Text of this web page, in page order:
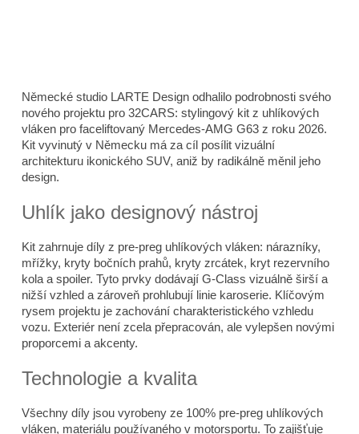
Německé studio LARTE Design odhalilo podrobnosti svého
nového projektu pro 32CARS: stylingový kit z uhlíkových
vláken pro faceliftovaný Mercedes-AMG G63 z roku 2026.
Kit vyvinutý v Německu má za cíl posílit vizuální
architekturu ikonického SUV, aniž by radikálně měnil jeho
design.
Uhlík jako designový nástroj
Kit zahrnuje díly z pre-preg uhlíkových vláken: nárazníky,
mřížky, kryty bočních prahů, kryty zrcátek, kryt rezervního
kola a spoiler. Tyto prvky dodávají G-Class vizuálně širší a
nižší vzhled a zároveň prohlubují linie karoserie. Klíčovým
rysem projektu je zachování charakteristického vzhledu
vozu. Exteriér není zcela přepracován, ale vylepšen novými
proporcemi a akcenty.
Technologie a kvalita
Všechny díly jsou vyrobeny ze 100% pre-preg uhlíkových
vláken, materiálu používaného v motorsportu. To zajišťuje